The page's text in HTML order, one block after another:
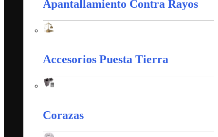
Apantallamiento Contra Rayos
Accesorios Puesta Tierra
Corazas